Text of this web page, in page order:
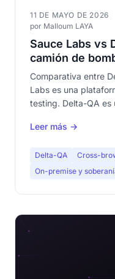
11 DE MAYO DE 2026
por Malloum LAYA
Sauce Labs vs
camión de
vela?
Comparativa entre
Labs es una
testing. Delta-QA es
cuál se adapta a tu
Leer más →
Delta-QA Cross-
On-premise y